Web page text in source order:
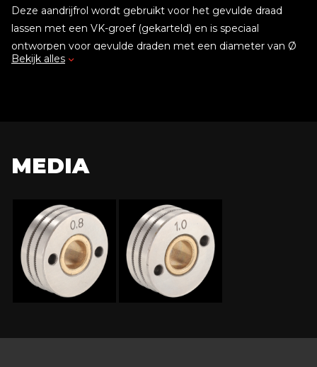
Deze aandrijfrol wordt gebruikt voor het gevulde draad
lassen met een VK-groef (gekarteld) en is speciaal
ontworpen voor gevulde draden met een diameter van Ø
0.6 t/m 1.6 mm. Het zorgt voor een stabiele en
Bekijk alles
MEDIA